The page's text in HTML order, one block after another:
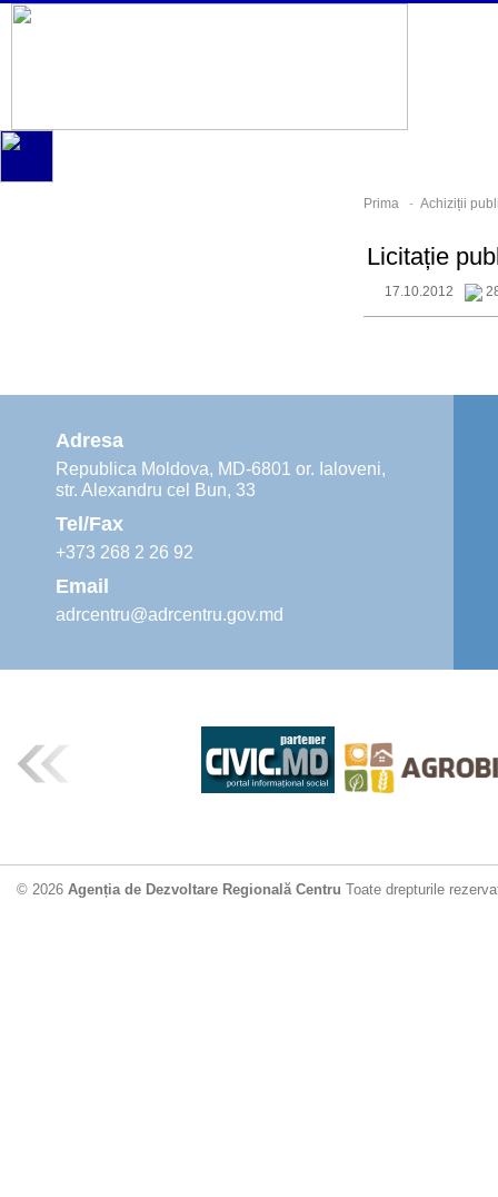
Prima - Achiziții
Licitație
17.10.2012
Adresa
Republica Moldova, MD-6801 or. Ialoveni,
str. Alexandru cel Bun, 33
Tel/Fax
+373 268 2 26 92
Email
adrcentru@adrcentru.gov.md
© 2026 Agenția de Dezvoltare Regională Centru Toate drepturile